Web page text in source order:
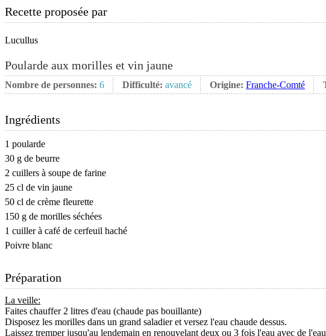
Recette proposée par
Lucullus
Poularde aux morilles et vin jaune
Nombre de personnes: 6 Difficulté: avancé Origine: Franche-Comté
Ingrédients
1 poularde
30 g de beurre
2 cuillers à soupe de farine
25 cl de vin jaune
50 cl de crème fleurette
150 g de morilles séchées
1 cuiller à café de cerfeuil haché
Poivre blanc
Préparation
La veille:
Faites chauffer 2 litres d'eau (chaude pas bouillante)
Disposez les morilles dans un grand saladier et versez l'eau chaude dessus.
Laissez tremper jusqu'au lendemain en renouvelant deux ou 3 fois l'eau avec de